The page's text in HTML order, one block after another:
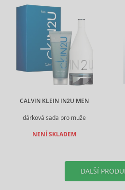
CALVIN KLEIN IN2U MEN
dárková sada pro muže
NENÍ SKLADEM
DALŠÍ